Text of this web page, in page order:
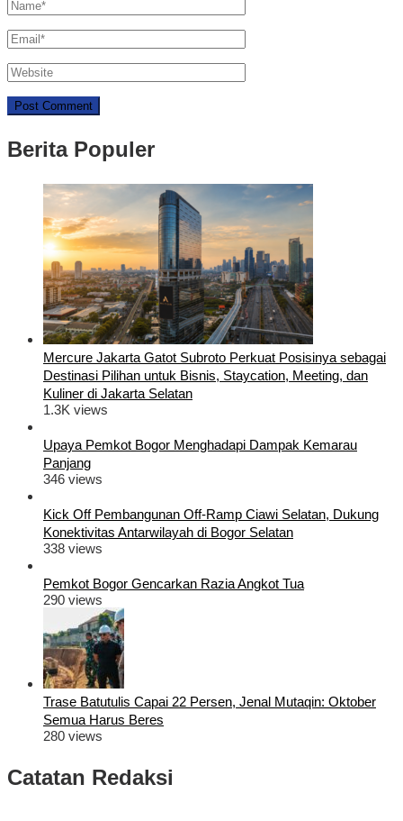
Berita Populer
Mercure Jakarta Gatot Subroto Perkuat Posisinya sebagai
Destinasi Pilihan untuk Bisnis, Staycation, Meeting, dan
Kuliner di Jakarta Selatan
1.3K views
Upaya Pemkot Bogor Menghadapi Dampak Kemarau
Panjang
346 views
Kick Off Pembangunan Off-Ramp Ciawi Selatan, Dukung
Konektivitas Antarwilayah di Bogor Selatan
338 views
Pemkot Bogor Gencarkan Razia Angkot Tua
290 views
Trase Batutulis Capai 22 Persen, Jenal Mutaqin: Oktober
Semua Harus Beres
280 views
Catatan Redaksi